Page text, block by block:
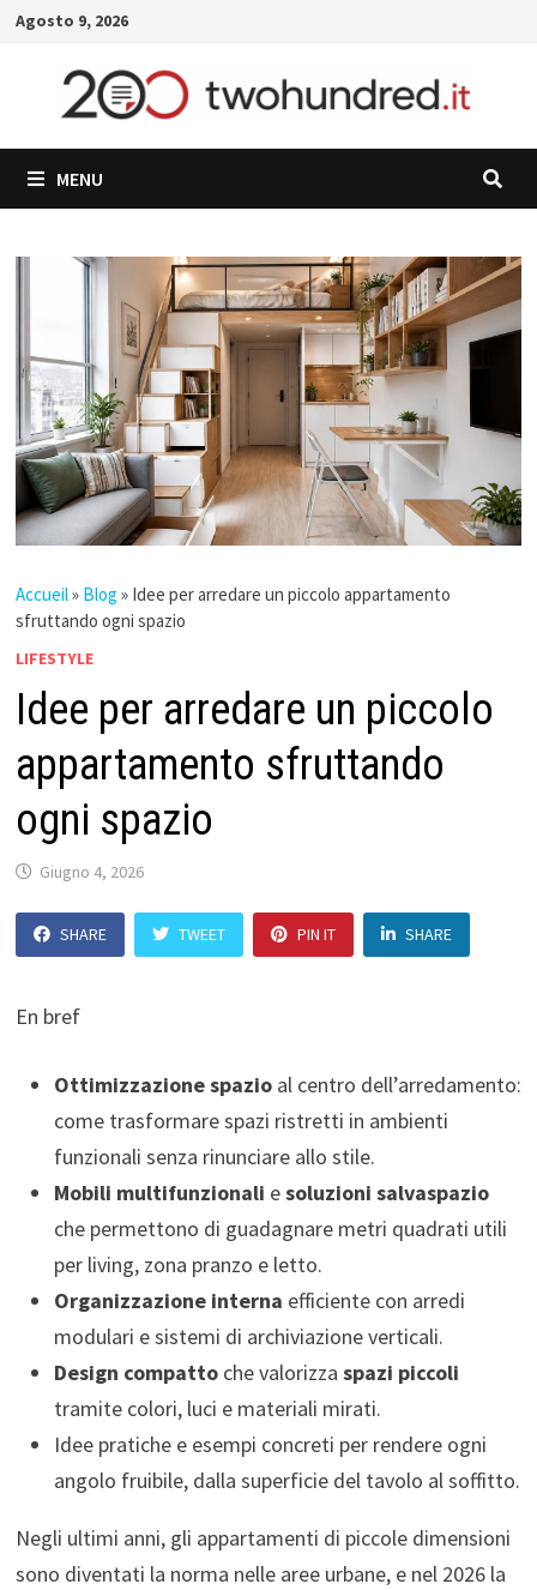
Skip
content
Agosto 9, 2026
MENU
Accueil» Blog » Idee per arredare un piccolo appartamento
sfruttando ogni spazio
LIFESTYLE
Idee per arredare un piccolo
appartamento sfruttando
ogni spazio
Giugno 4, 2026
SHARE TWEET PIN IT SHARE
En bref
Ottimizzazione spazioal centro dell’arredamento:
come trasformare spazi ristretti in ambienti
funzionali senza rinunciare allo stile.
Mobili multifunzionali esoluzioni salvaspazio
che permettono di guadagnare metri quadrati utili
per living, zona pranzo e letto.
Organizzazione interna efficiente con arredi
modulari e sistemi di archiviazione verticali.
Design compattoche valorizza spazi piccoli
tramite colori, luci e materiali mirati.
Idee pratiche e esempi concreti per rendere ogni
angolo fruibile, dalla superficie del tavolo al soffitto.
Negli ultimi anni, gli appartamenti di piccole dimensioni
sono diventati la norma nelle aree urbane, e nel 2026 la